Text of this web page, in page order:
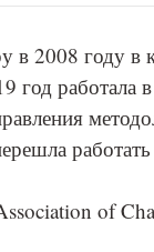
в 2008 году в
год работала
of